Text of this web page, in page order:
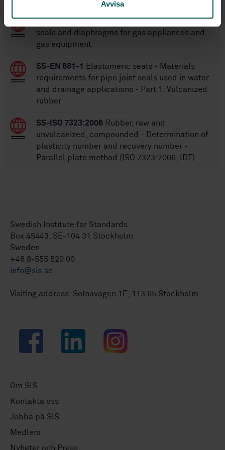
Avvisa
SS-EN 549:2019+A2:2024Rubber materials for
seals and diaphragms for gas appliances and
gas equipment
SS-EN 681-1
Elastomeric seals - Materials
requirements for pipe joint seals used in water
and drainage applications - Part 1: Vulcanized
rubber
SS-ISO 7323:2006 Rubber, raw and
unvulcanized, compounded - Determination of
plasticity number and recovery number -
Parallel plate method (ISO 7323:2006, IDT)
Swedish Institute for Standards
Box 45443, SE-104 31 Stockholm
Sweden
+46 8-555 520 00
info@sis.se
Visiting address: Solnavägen 1E, 113 65 Stockholm.
Facebook LinkedIn Instagram
Om SIS
Kontakta oss
Jobba på SIS
Medlem
Nyheter och Press